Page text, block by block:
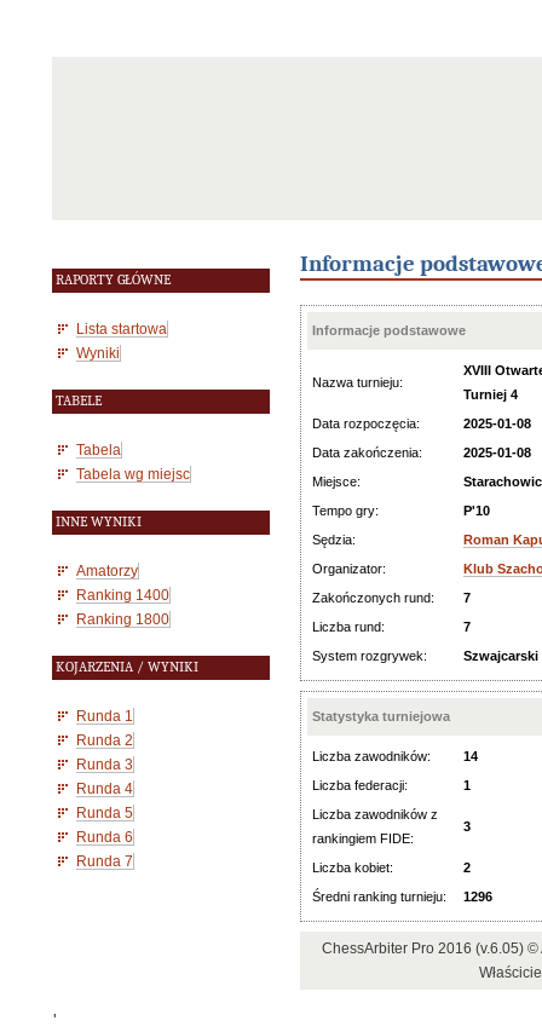
RAPORTY GŁÓWNE
Lista startowa
Wyniki
TABELE
Tabela
Tabela wg miejsc
INNE WYNIKI
Amatorzy
Ranking 1400
Ranking 1800
KOJARZENIA / WYNIKI
Runda 1
Runda 2
Runda 3
Runda 4
Runda 5
Runda 6
Runda 7
Informacje
Informacje podstawowe
Nazwa turnieju:
XVIII
Turniej 4
Data rozpoczęcia:
2025-01-08
Data zakończenia:
2025-01-08
Miejsce:
Tempo gry:
P'10
Sędzia:
Roman
Organizator:
Klub
Zakończonych rund:
7
Liczba rund:
7
System rozgrywek:
Szwajcarski
Statystyka turniejowa
Liczba zawodników:
14
Liczba federacji:
1
Liczba zawodników z
rankingiem FIDE:
3
Liczba kobiet:
2
Średni ranking turnieju:
1296
ChessArbiter Pro 2016 (v.6.05)
'